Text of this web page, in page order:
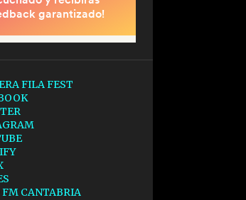
FILA FEST
FM CANTABRIA